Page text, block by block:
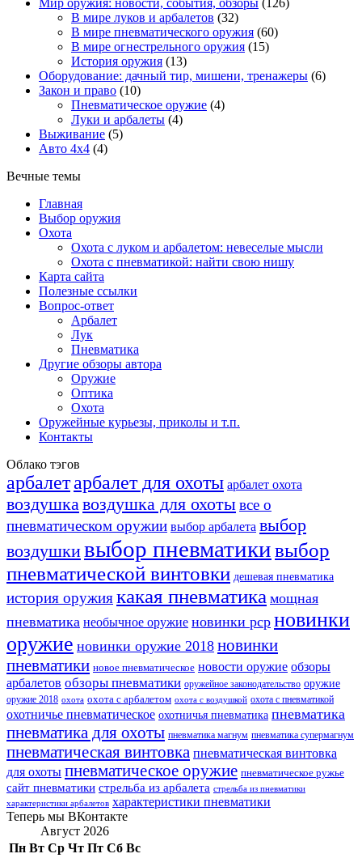
Мир оружия: новости, события, обзоры (126)
В мире луков и арбалетов (32)
В мире пневматического оружия (60)
В мире огнестрельного оружия (15)
История оружия (13)
Оборудование: дачный тир, мишени, тренажеры (6)
Закон и право (10)
Пневматическое оружие (4)
Луки и арбалеты (4)
Выживание (5)
Авто 4х4 (4)
Вечные темы
Главная
Выбор оружия
Охота
Охота с луком и арбалетом: невеселые мысли
Охота с пневматикой: найти свою нишу
Карта сайта
Полезные ссылки
Вопрос-ответ
Арбалет
Лук
Пневматика
Другие обзоры автора
Оружие
Оптика
Охота
Оружейные курьезы, приколы и т.п.
Контакты
Облако тэгов
арбалетарбалет для охоты арбалет охота
воздушкавоздушка для охотывсе о
пневматическом оружии выбор арбалета выбор
воздушкивыбор пневматикивыбор
пневматической винтовки дешевая пневматика
история оружиякакая пневматика мощная
пневматика необычное оружие новинки pcp новинки
оружие новинки оружие 2018 новинки
пневматики новое пневматическое новости оружие обзоры
арбалетов обзоры пневматики оружейное законодательство оружие
оружие 2018 охота охота с арбалетом охота с воздушкой охота с пневматикой
охотничье пневматическое охотничья пневматика пневматика
пневматика для охоты пневматика магнум пневматика супермагнум
пневматическая винтовка пневматическая винтовка
для охоты пневматическое оружие пневматическое ружье
сайт пневматики стрельба из арбалета стрельба из пневматики
характеристики арбалетов характеристики пневматики
Теперь мы ВКонтакте
Август 2026
Пн Вт Ср Чт Пт Сб Вс